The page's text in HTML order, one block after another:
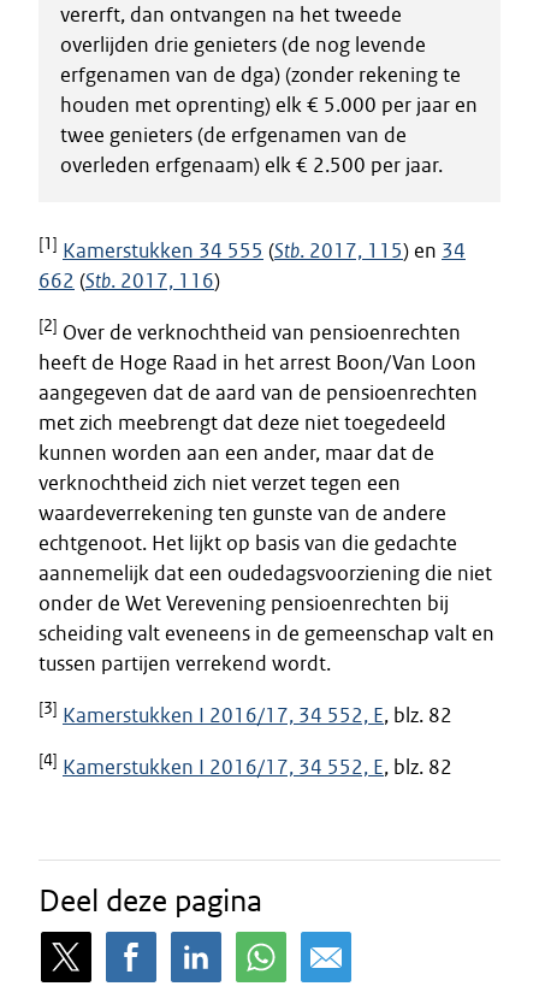
vererft, dan ontvangen na het tweede
overlijden drie genieters (de nog levende
erfgenamen van de dga) (zonder rekening te
houden met oprenting) elk € 5.000 per jaar en
twee genieters (de erfgenamen van de
overleden erfgenaam) elk € 2.500 per jaar.
[1] Kamerstukken 34 555 (Stb. 2017, 115) en 34
662 (Stb. 2017, 116)
[2] Over de verknochtheid van pensioenrechten
heeft de Hoge Raad in het arrest Boon/Van Loon
aangegeven dat de aard van de pensioenrechten
met zich meebrengt dat deze niet toegedeeld
kunnen worden aan een ander, maar dat de
verknochtheid zich niet verzet tegen een
waardeverrekening ten gunste van de andere
echtgenoot. Het lijkt op basis van die gedachte
aannemelijk dat een oudedagsvoorziening die niet
onder de Wet Verevening pensioenrechten bij
scheiding valt eveneens in de gemeenschap valt en
tussen partijen verrekend wordt.
[3] Kamerstukken I 2016/17, 34 552, E, blz. 82
[4] Kamerstukken I 2016/17, 34 552, E, blz. 82
Deel deze pagina